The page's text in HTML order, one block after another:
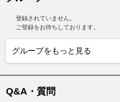
登録されていません。
ご登録をお待ちしております。
グループをもっと見る
Q&A・質問